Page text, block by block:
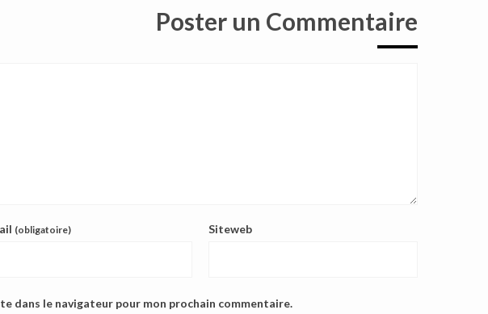
Poster un Commentaire
(obligatoire) Siteweb
dans le navigateur pour mon prochain commentaire.